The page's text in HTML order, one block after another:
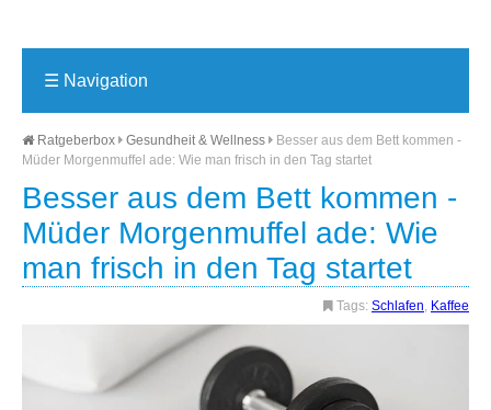
☰ Navigation
Ratgeberbox Gesundheit & Wellness
Besser aus dem Bett kommen -
Müder Morgenmuffel ade: Wie man frisch in den Tag startet
Besser aus dem Bett kommen -
Müder Morgenmuffel ade: Wie
man frisch in den Tag startet
Tags: Schlafen, Kaffee